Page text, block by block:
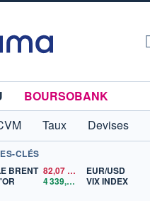
BOURSOBANK
Taux Devises
CLÉS
BRENT 82,07
4 339,72 $US
EUR/USD
VIX INDEX